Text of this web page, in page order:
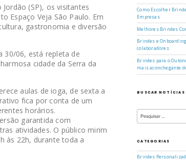
(SP), os visitantes
Espaço Veja São Paulo. Em
gastronomia e diversão
30/06, está repleta de
cidade da Serra da
aulas de ioga, de sexta a
fica por conta de um
horários.
garantida com
atividades. O público mirim
às 22h, durante toda a
Como Escolher
Empresas
Melhores Brindes
Brindes e
colaboradores
Brindes para o
mais aconchegante
BUSCAR NOTÍCIAS
por:
CATEGORIAS
Brindes